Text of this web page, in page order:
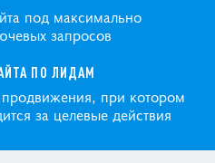
под максимально
запросов
ПО ЛИДАМ
при котором
за целевые действия